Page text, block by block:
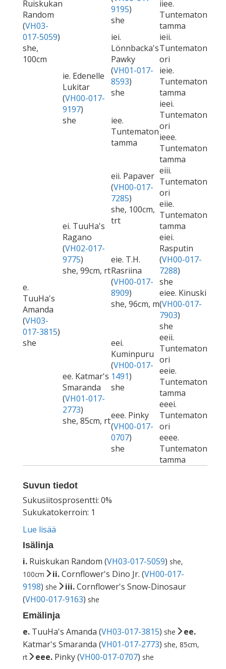
Ruiskukan
Random
(VH03-
017-5059)
she,
100cm
9195)
she
iiee.
Tuntematon
tamma
ie. Edenelle
Lukitar
(VH00-017-
9197)
she
iei.
Lönnbacka's
Pawky
(VH01-017-
8593)
she
ieii.
Tuntematon
ori
ieie.
Tuntematon
tamma
iee.
Tuntematon
tamma
ieei.
Tuntematon
ori
ieee.
Tuntematon
tamma
e.
TuuHa's
Amanda
(VH03-
017-3815)
she
ei. TuuHa's
Ragano
(VH02-017-
9775)
she, 99cm, rt
eii. Papaver
(VH00-017-
7285)
she, 100cm,
trt
eiii.
Tuntematon
ori
eiie.
Tuntematon
tamma
eie. T.H.
Rasriina
(VH00-017-
8909)
she, 96cm, m
eiei.
Rasputin
(VH00-017-
7288)
she
eiee. Kinuski
(VH00-017-
7903)
she
ee. Katmar's
Smaranda
(VH01-017-
2773)
she, 85cm, rt
eei.
Kuminpuru
(VH00-017-
1491)
she
eeii.
Tuntematon
ori
eeie.
Tuntematon
tamma
eee. Pinky
(VH00-017-
0707)
she
eeei.
Tuntematon
ori
eeee.
Tuntematon
tamma
Suvun tiedot
Sukusiitosprosentti: 0%
Sukukatokerroin: 1
Lue lisää
Isälinja
i. Ruiskukan Random (VH03-017-5059) she,
100cm
ii.Cornflower's Dino Jr. (VH00-017-
9198) she iii.Cornflower's Snow-Dinosaur
(VH00-017-9163) she
Emälinja
e. TuuHa's Amanda (VH03-017-3815) she
ee.
Katmar's Smaranda (VH01-017-2773) she, 85cm,
rt
eee. Pinky (VH00-017-0707) she